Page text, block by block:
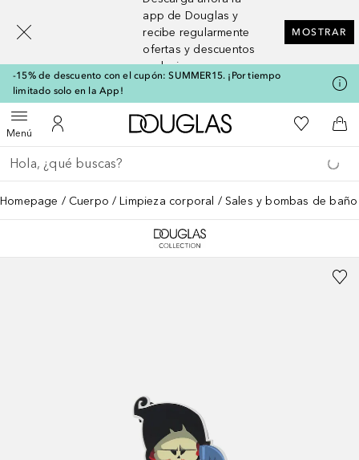
app de Douglas y
recibe regularmente
ofertas y descuentos
exclusivos
MOSTRAR
-15% de descuento con el cupón: SUMMER15. ¡Por tiempo
limitado solo en la App!
MenúAbrir menúMi cuenta
A Douglas HomeMi lista de
A
Regresar
Ejecutar búsqueda
Homepage Cuerpo Limpieza corporal Sales y bombas de baño
[navigation.slideout.screenreader]